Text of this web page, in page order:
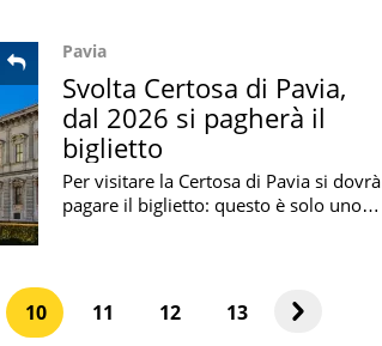
Pavia
Svolta Certosa di Pavia,
dal 2026 si pagherà il
biglietto
Per visitare la Certosa di Pavia si dovrà
pagare il biglietto: questo è solo uno
10 11 12 13